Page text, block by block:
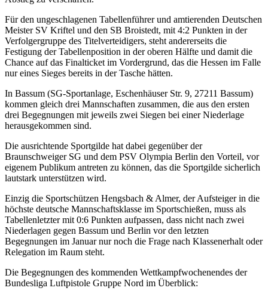
Für den ungeschlagenen Tabellenführer und amtierenden Deutschen
Meister SV Kriftel und den SB Broistedt, mit 4:2 Punkten in der
Verfolgergruppe des Titelverteidigers, steht andererseits die
Festigung der Tabellenposition in der oberen Hälfte und damit die
Chance auf das Finalticket im Vordergrund, das die Hessen im Falle
nur eines Sieges bereits in der Tasche hätten.
In Bassum (SG-Sportanlage, Eschenhäuser Str. 9, 27211 Bassum)
kommen gleich drei Mannschaften zusammen, die aus den ersten
drei Begegnungen mit jeweils zwei Siegen bei einer Niederlage
herausgekommen sind.
Die ausrichtende Sportgilde hat dabei gegenüber der
Braunschweiger SG und dem PSV Olympia Berlin den Vorteil, vor
eigenem Publikum antreten zu können, das die Sportgilde sicherlich
lautstark unterstützen wird.
Einzig die Sportschützen Hengsbach & Almer, der Aufsteiger in die
höchste deutsche Mannschaftsklasse im Sportschießen, muss als
Tabellenletzter mit 0:6 Punkten aufpassen, dass nicht nach zwei
Niederlagen gegen Bassum und Berlin vor den letzten
Begegnungen im Januar nur noch die Frage nach Klassenerhalt oder
Relegation im Raum steht.
Die Begegnungen des kommenden Wettkampfwochenendes der
Bundesliga Luftpistole Gruppe Nord im Überblick: